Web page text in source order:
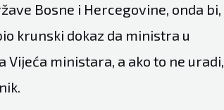
Bosne i Hercegovine, onda bi,
krunski dokaz da ministra u
ministara, a ako to ne uradi,